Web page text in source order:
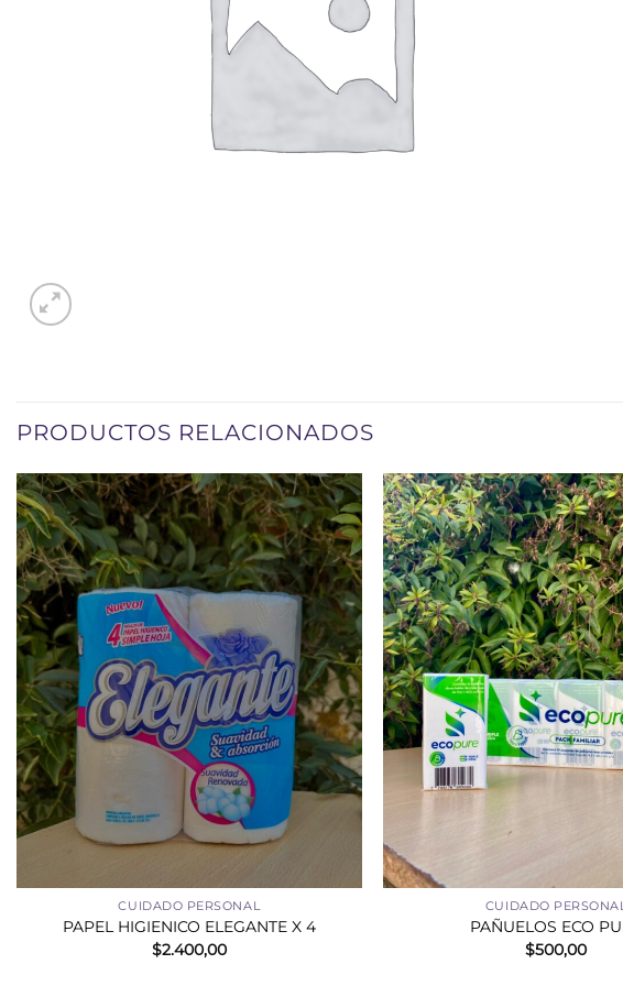
PRODUCTOS RELACIONADOS
CUIDADO PERSONAL
PAPEL HIGIENICO ELEGANTE X 4
$2.400,00
+
CUIDADO
PAÑUELOS ECO
$500,00